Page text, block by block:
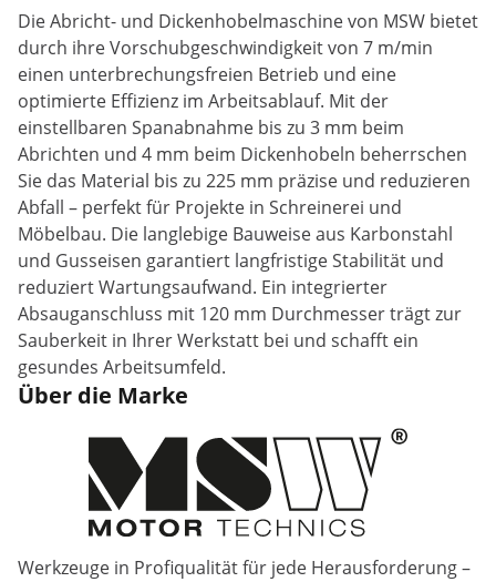
Die Abricht- und Dickenhobelmaschine von MSW bietet
durch ihre Vorschubgeschwindigkeit von 7 m/min
einen unterbrechungsfreien Betrieb und eine
optimierte Effizienz im Arbeitsablauf. Mit der
einstellbaren Spanabnahme bis zu 3 mm beim
Abrichten und 4 mm beim Dickenhobeln beherrschen
Sie das Material bis zu 225 mm präzise und reduzieren
Abfall – perfekt für Projekte in Schreinerei und
Möbelbau. Die langlebige Bauweise aus Karbonstahl
und Gusseisen garantiert langfristige Stabilität und
reduziert Wartungsaufwand. Ein integrierter
Absauganschluss mit 120 mm Durchmesser trägt zur
Sauberkeit in Ihrer Werkstatt bei und schafft ein
gesundes Arbeitsumfeld.
Über die Marke
Werkzeuge in Profiqualität für jede Herausforderung –